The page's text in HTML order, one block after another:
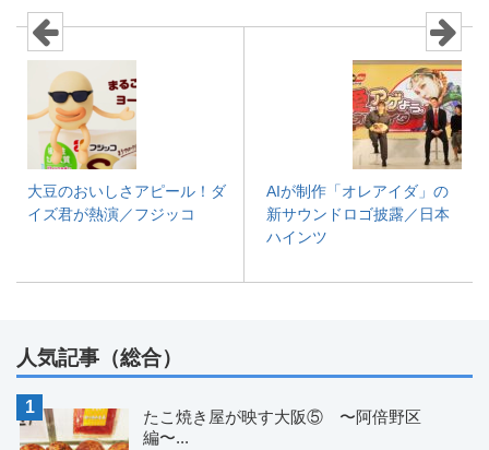
大豆のおいしさアピール！ダ
イズ君が熱演／フジッコ
AIが制作「オレアイダ」の
新サウンドロゴ披露／日本
ハインツ
人気記事（総合）
たこ焼き屋が映す大阪⑤ 〜阿倍野区
編〜...